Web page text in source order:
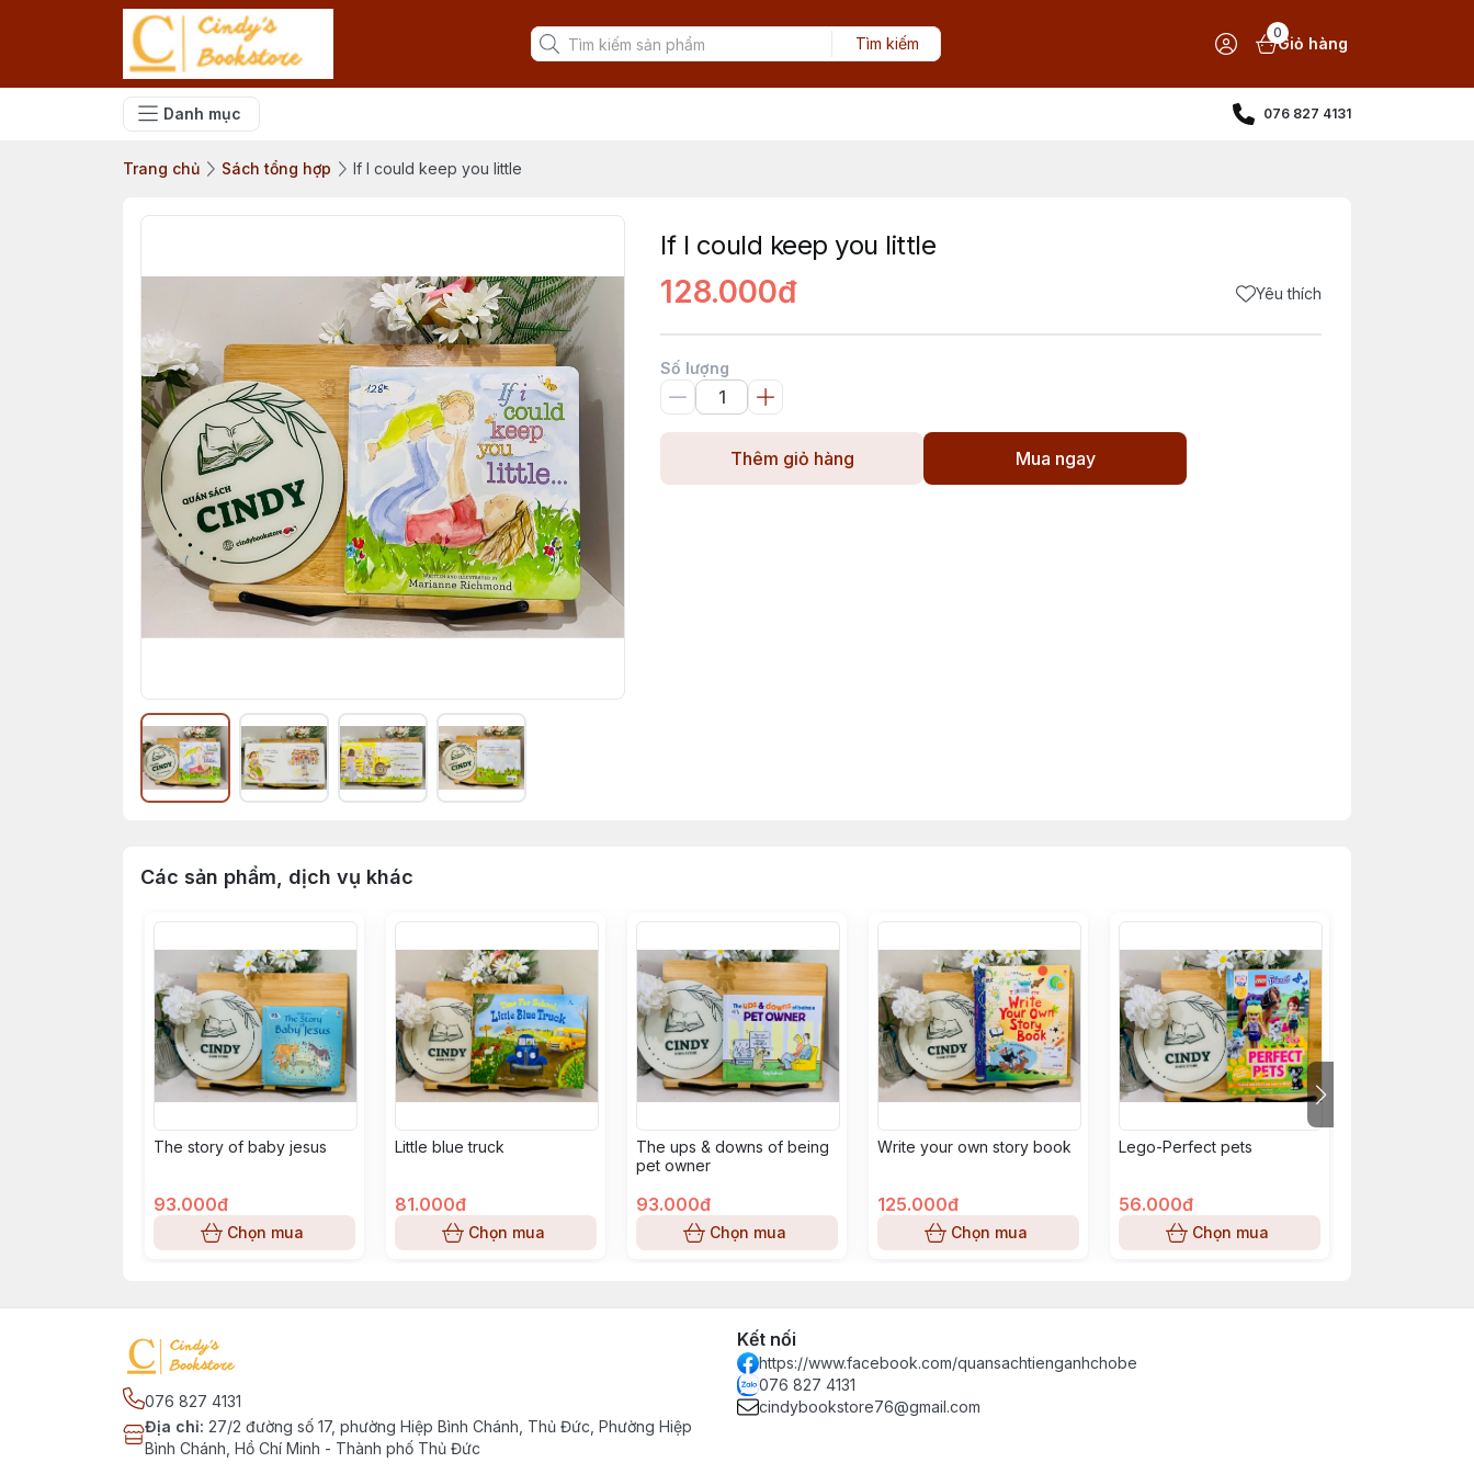
Tìm kiếm
0
Giỏ hàng
Danh mục 076 827 4131
Trang chủ Sách tổng hợp If I could keep you little
If I could keep you little
128.000đ Yêu thích
Số lượng
Thêm giỏ hàng Mua ngay
Các sản phẩm, dịch vụ khác
The story of baby jesus
93.000đ
Chọn mua
Little blue truck
81.000đ
Chọn mua
The ups & downs of being
pet owner
93.000đ
Chọn mua
Write your own story book
125.000đ
Chọn mua
Lego-Perfect pets
56.000đ
Chọn mua
076 827 4131
Địa chỉ: 27/2 đường số 17, phường Hiệp Bình Chánh, Thủ Đức, Phường Hiệp
Bình Chánh, Hồ Chí Minh - Thành phố Thủ Đức
Kết nối
https://www.facebook.com/quansachtienganhchobe
076 827 4131
cindybookstore76@gmail.com